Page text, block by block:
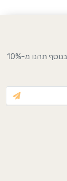
הירשמו לניוזלטר שלנו וקבלו עדכונים ומבצעים ובנוסף תהנו מ-10%